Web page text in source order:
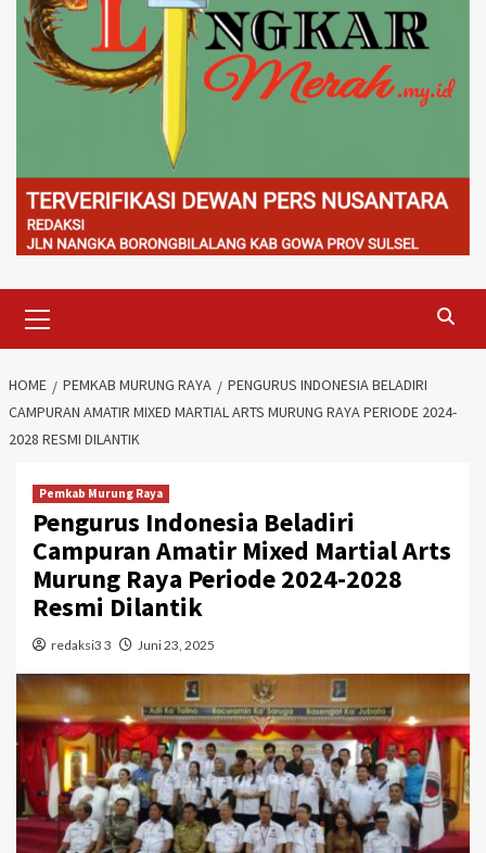
Menu
HOME PEMKAB MURUNG RAYA
PENGURUS INDONESIA BELADIRI
CAMPURAN AMATIR MIXED MARTIAL ARTS MURUNG RAYA PERIODE 2024-
2028 RESMI DILANTIK
Pemkab Murung Raya
Pengurus Indonesia Beladiri
Campuran Amatir Mixed Martial Arts
Murung Raya Periode 2024-2028
Resmi Dilantik
redaksi3 3 Juni 23, 2025